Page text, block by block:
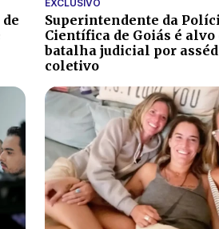
EXCLUSIVO
Superintendente da
Científica de Goiás é alvo
batalha judicial por
coletivo